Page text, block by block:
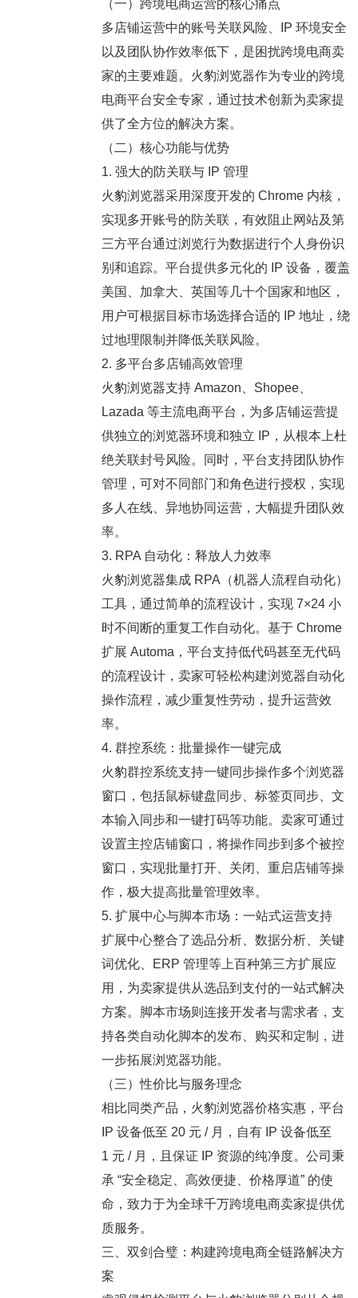
（一）跨境电商运营的核心痛点
多店铺运营中的账号关联风险、IP 环境安全
以及团队协作效率低下，是困扰跨境电商卖
家的主要难题。火豹浏览器作为专业的跨境
电商平台安全专家，通过技术创新为卖家提
供了全方位的解决方案。
（二）核心功能与优势
1. 强大的防关联与 IP 管理
火豹浏览器采用深度开发的 Chrome 内核，
实现多开账号的防关联，有效阻止网站及第
三方平台通过浏览行为数据进行个人身份识
别和追踪。平台提供多元化的 IP 设备，覆盖
美国、加拿大、英国等几十个国家和地区，
用户可根据目标市场选择合适的 IP 地址，绕
过地理限制并降低关联风险。
2. 多平台多店铺高效管理
火豹浏览器支持 Amazon、Shopee、
Lazada 等主流电商平台，为多店铺运营提
供独立的浏览器环境和独立 IP，从根本上杜
绝关联封号风险。同时，平台支持团队协作
管理，可对不同部门和角色进行授权，实现
多人在线、异地协同运营，大幅提升团队效
率。
3. RPA 自动化：释放人力效率
火豹浏览器集成 RPA（机器人流程自动化）
工具，通过简单的流程设计，实现 7×24 小
时不间断的重复工作自动化。基于 Chrome
扩展 Automa，平台支持低代码甚至无代码
的流程设计，卖家可轻松构建浏览器自动化
操作流程，减少重复性劳动，提升运营效
率。
4. 群控系统：批量操作一键完成
火豹群控系统支持一键同步操作多个浏览器
窗口，包括鼠标键盘同步、标签页同步、文
本输入同步和一键打码等功能。卖家可通过
设置主控店铺窗口，将操作同步到多个被控
窗口，实现批量打开、关闭、重启店铺等操
作，极大提高批量管理效率。
5. 扩展中心与脚本市场：一站式运营支持
扩展中心整合了选品分析、数据分析、关键
词优化、ERP 管理等上百种第三方扩展应
用，为卖家提供从选品到支付的一站式解决
方案。脚本市场则连接开发者与需求者，支
持各类自动化脚本的发布、购买和定制，进
一步拓展浏览器功能。
（三）性价比与服务理念
相比同类产品，火豹浏览器价格实惠，平台
IP 设备低至 20 元 / 月，自有 IP 设备低至
1 元 / 月，且保证 IP 资源的纯净度。公司秉
承 “安全稳定、高效便捷、价格厚道” 的使
命，致力于为全球千万跨境电商卖家提供优
质服务。
三、双剑合璧：构建跨境电商全链路解决方
案